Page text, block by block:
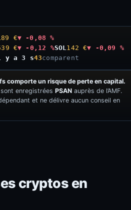
€▼ -0,08 %
€▼ -0,12 %SOL142 €▼ -0,09 %
y a 4 s43comparent
comporte un risque de perte en capital.
enregistrées PSAN auprès de l’AMF.
et ne délivre aucun conseil en
cryptos en